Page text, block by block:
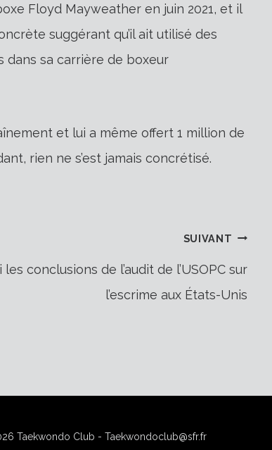
Floyd Mayweather en juin 2021, et il
suggérant qu’il ait utilisé des
dans sa carrière de boxeur
et lui a même offert 1 million de
rien ne s’est jamais concrétisé.
SUIVANT
les conclusions de l’audit de l’USOPC sur
l’escrime aux États-Unis
Taekwondo Club - Taekwondoclub@sfr.fr